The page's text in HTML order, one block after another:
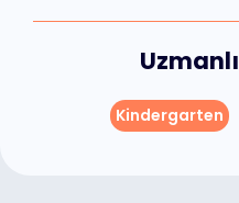
Kindergarten